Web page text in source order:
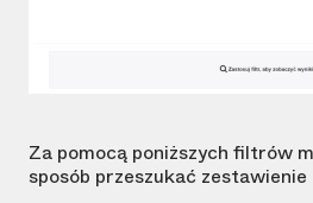
Za pomocą poniższych filtrów
sposób przeszukać